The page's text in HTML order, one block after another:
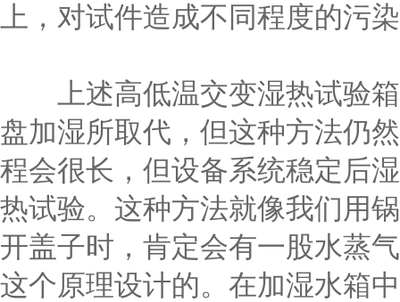
上，对试件造成不同程度的污
上述高低温交变湿热试验箱
盘加湿所取代，但这种方法仍
程会很长，但设备系统稳定后
热试验。这种方法就像我们用
开盖子时，肯定会有一股水蒸
这个原理设计的。在加湿水箱